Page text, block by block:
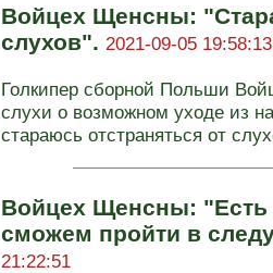
Войцех Щенсны:
слухов". 2021-09-05 19:58:13
Голкипер сборной Польши
слухи о возможном уходе из
стараюсь отстраняться от
Войцех Щенсны: "Есть
сможем пройти в
21:22:51